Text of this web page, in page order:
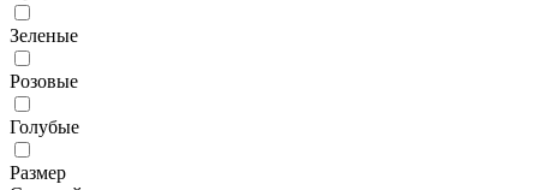
Зеленые
Розовые
Голубые
Размер